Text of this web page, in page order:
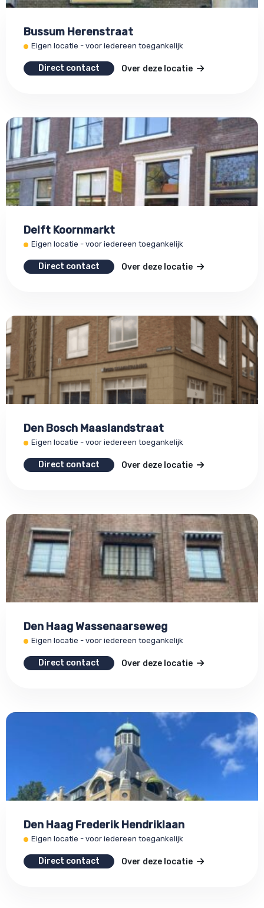
Bussum Herenstraat
Eigen locatie - voor iedereen toegankelijk
Direct contact Over deze locatie
Delft Koornmarkt
Eigen locatie - voor iedereen toegankelijk
Direct contact Over deze locatie
Den Bosch Maaslandstraat
Eigen locatie - voor iedereen toegankelijk
Direct contact Over deze locatie
Den Haag Wassenaarseweg
Eigen locatie - voor iedereen toegankelijk
Direct contact Over deze locatie
Den Haag Frederik Hendriklaan
Eigen locatie - voor iedereen toegankelijk
Direct contact Over deze locatie